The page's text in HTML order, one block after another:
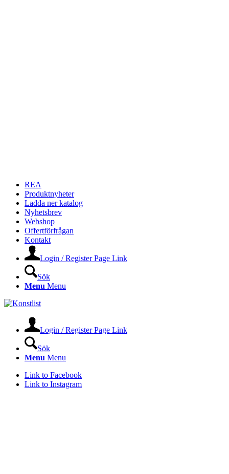
REA
Produktnyheter
Ladda ner katalog
Nyhetsbrev
Webshop
Offertförfrågan
Kontakt
Login / Register Page Link
Sök
Menu Menu
Login / Register Page Link
Sök
Menu Menu
Link to Facebook
Link to Instagram